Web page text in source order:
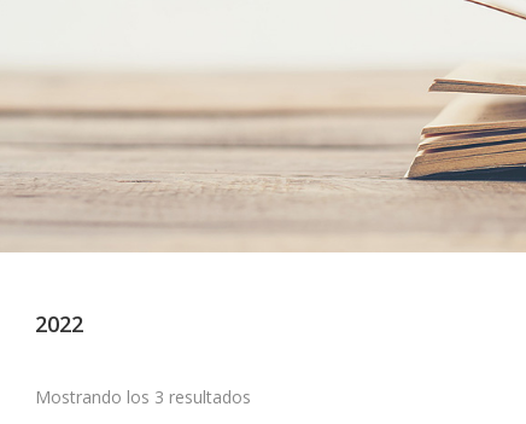
2022
Mostrando los 3 resultados